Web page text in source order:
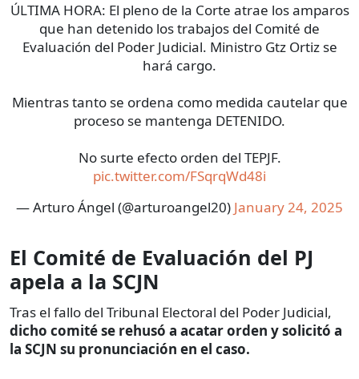
ÚLTIMA HORA: El pleno de la Corte atrae los amparos
que han detenido los trabajos del Comité de
Evaluación del Poder Judicial. Ministro Gtz Ortiz se
hará cargo.
Mientras tanto se ordena como medida cautelar que
proceso se mantenga DETENIDO.
No surte efecto orden del TEPJF.
pic.twitter.com/FSqrqWd48i
— Arturo Ángel (@arturoangel20) January 24, 2025
El Comité de Evaluación del PJ
apela a la SCJN
Tras el fallo del Tribunal Electoral del Poder Judicial,
dicho comité se rehusó a acatar orden y solicitó a
la SCJN su pronunciación en el caso.